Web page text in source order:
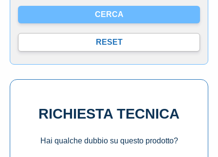
RICHIESTA TECNICA
Hai qualche dubbio su questo prodotto?